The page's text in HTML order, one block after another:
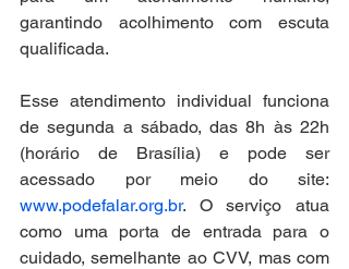
garantindo acolhimento com escuta
qualificada.
Esse atendimento individual funciona
de segunda a sábado, das 8h às 22h
(horário de Brasília) e pode ser
www.podefalar.org.br. O serviço atua
como uma porta de entrada para o
cuidado, semelhante ao CVV, mas com